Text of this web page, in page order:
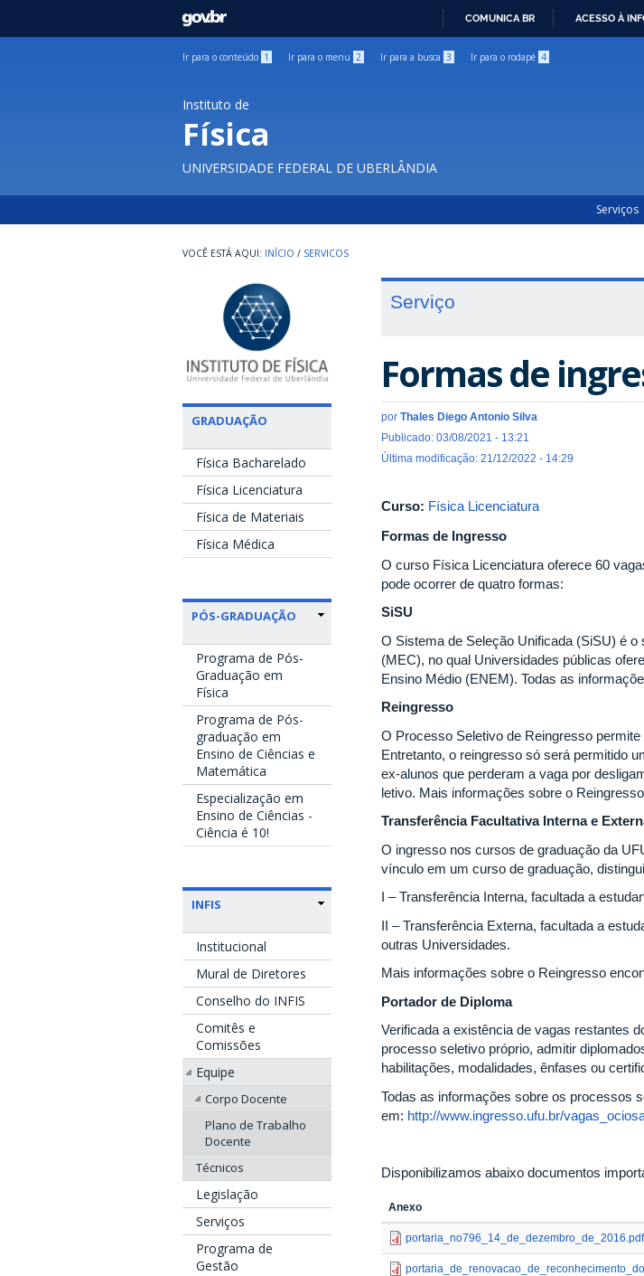
GOVBR
COMUNICA BR ACESSO À
Ir para o conteúdo 1 Ir para o menu 2 Ir para a busca 3 Ir para o rodapé 4
Instituto de
Física
UNIVERSIDADE FEDERAL DE UBERLÂNDIA
Serviços
INÍCIO / SERVICOS
GRADUAÇÃO
Física Bacharelado
Física Licenciatura
Física de Materiais
Física Médica
PÓS-GRADUAÇÃO
Programa de Pós-
Graduação em
Física
Programa de Pós-
graduação em
Ensino de Ciências e
Matemática
Especialização em
Ensino de Ciências -
Ciência é 10!
INFIS
Institucional
Mural de Diretores
Conselho do INFIS
Comitês e
Comissões
Equipe
Corpo Docente
Plano de Trabalho
Docente
Técnicos
Legislação
Serviços
Programa de
Gestão
Serviço
Formas de
por Thales Diego Antonio Silva
Publicado: 03/08/2021 - 13:21
Última modificação: 21/12/2022 - 14:29
Curso: Física Licenciatura
Formas de Ingresso
O curso Física Licenciatura oferece 60
pode ocorrer de quatro formas:
SiSU
O Sistema de Seleção Unificada (SiSU) é
(MEC), no qual Universidades públicas
Ensino Médio (ENEM). Todas as
Reingresso
O Processo Seletivo de Reingresso
Entretanto, o reingresso só será permitido
ex-alunos que perderam a vaga por
letivo. Mais informações sobre o
Transferência Facultativa Interna e
O ingresso nos cursos de graduação da
vínculo em um curso de graduação,
I – Transferência Interna, facultada a
II – Transferência Externa, facultada a
outras Universidades.
Mais informações sobre o Reingresso
Portador de Diploma
Verificada a existência de vagas restantes
processo seletivo próprio, admitir
habilitações, modalidades, ênfases ou
Todas as informações sobre os processos
em: http://www.ingresso.ufu.br/
Disponibilizamos abaixo documentos
Anexo
portaria_no796_14_de_dezembro_de_2016.pdf